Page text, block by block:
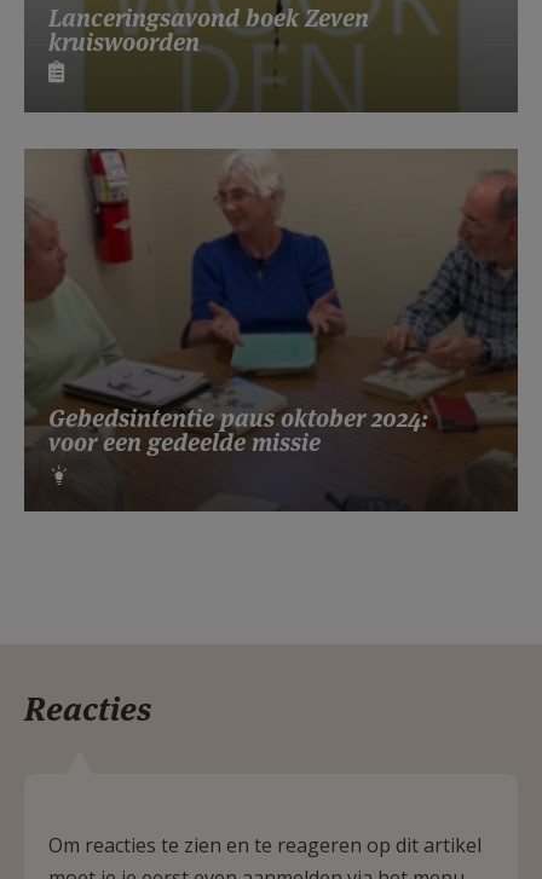
Lanceringsavond boek Zeven
kruiswoorden
Gebedsintentie paus oktober 2024:
voor een gedeelde missie
Reacties
Om reacties te zien en te reageren op dit artikel